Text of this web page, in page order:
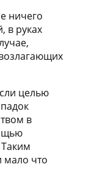
ничего
в руках
целью
в
мало что